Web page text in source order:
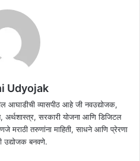
Udyojak
आघाडीची व्यासपीठ आहे जी नवउद्योजक,
अर्थशास्त्र, सरकारी योजना आणि डिजिटल
मराठी तरुणांना माहिती, साधने आणि प्रेरणा
उद्योजक बनवणे.